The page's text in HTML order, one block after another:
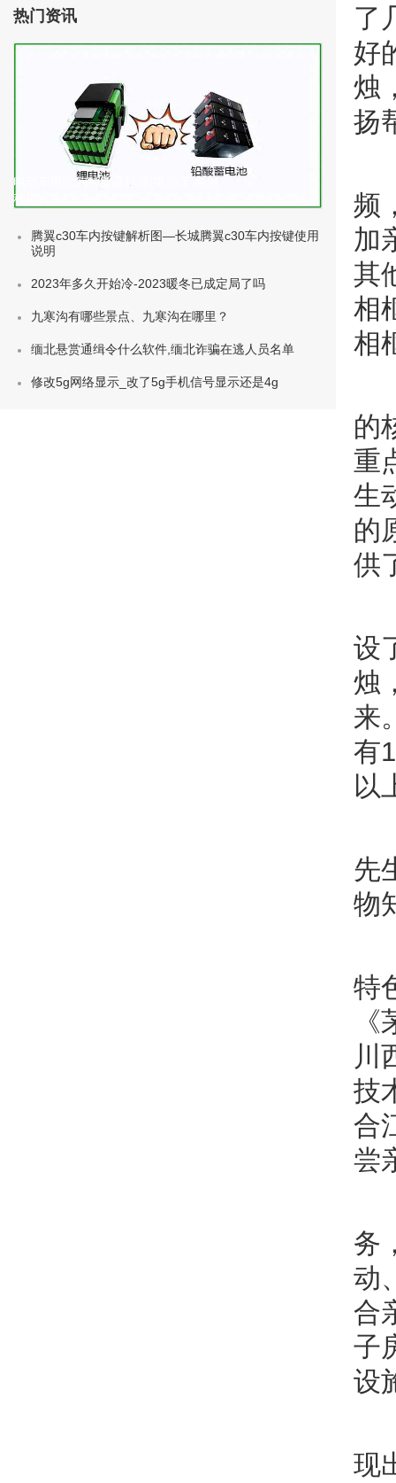
了
好
烛
扬
频
加
其
相
相
的
重
生
的
供
设
烛
来
有
以
先
物
特
川
技
合
尝
务
动
合
子
设
现
热门资讯
电动车电池的种类及标准(电动车 电池
种类)
腾翼c30车内按键解析图—长城腾翼c30车内按键使用
说明
2023年多久开始冷-2023暖冬已成定局了吗
九寒沟有哪些景点、九寒沟在哪里？
缅北悬赏通缉令什么软件,缅北诈骗在逃人员名单
修改5g网络显示_改了5g手机信号显示还是4g